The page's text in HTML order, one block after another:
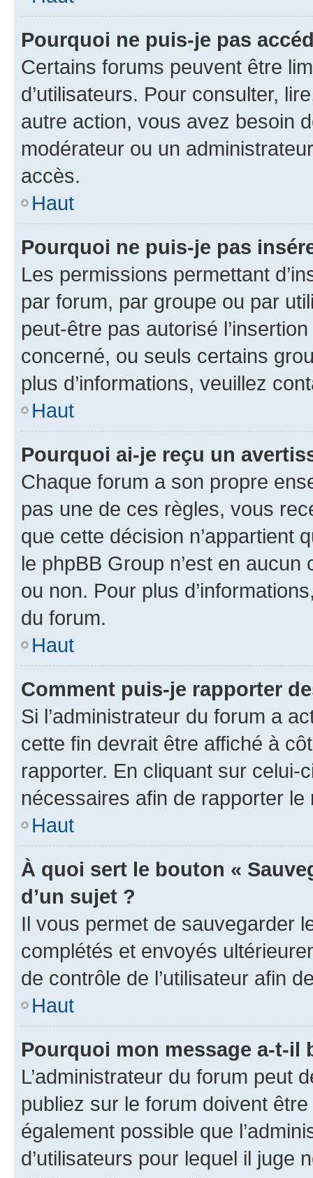
Pourquoi ne puis-je pas
Certains forums peuvent être
d’utilisateurs. Pour consulter,
autre action, vous avez besoin
modérateur ou un
accès.
Haut
Pourquoi ne puis-je pas
Les permissions permettant
par forum, par groupe ou par
peut-être pas autorisé
concerné, ou seuls certains
plus d’informations, veuillez
Haut
Pourquoi ai-je reçu un
Chaque forum a son propre
pas une de ces règles, vous
que cette décision n’appartient
le phpBB Group n’est en
ou non. Pour plus
du forum.
Haut
Comment puis-je rapporter
Si l’administrateur du forum a
cette fin devrait être affiché à
rapporter. En cliquant sur
nécessaires afin de rapporter le
Haut
À quoi sert le bouton «
d’un sujet ?
Il vous permet de sauvegarder
complétés et envoyés
de contrôle de l’utilisateur afin
Haut
Pourquoi mon message a-t-il
L’administrateur du forum peut
publiez sur le forum doivent
également possible que
d’utilisateurs pour lequel il juge